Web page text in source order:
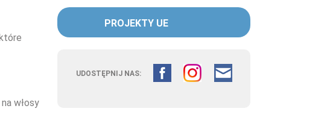
PROJEKTY UE
UDOSTĘPNIJ NAS:
włosy